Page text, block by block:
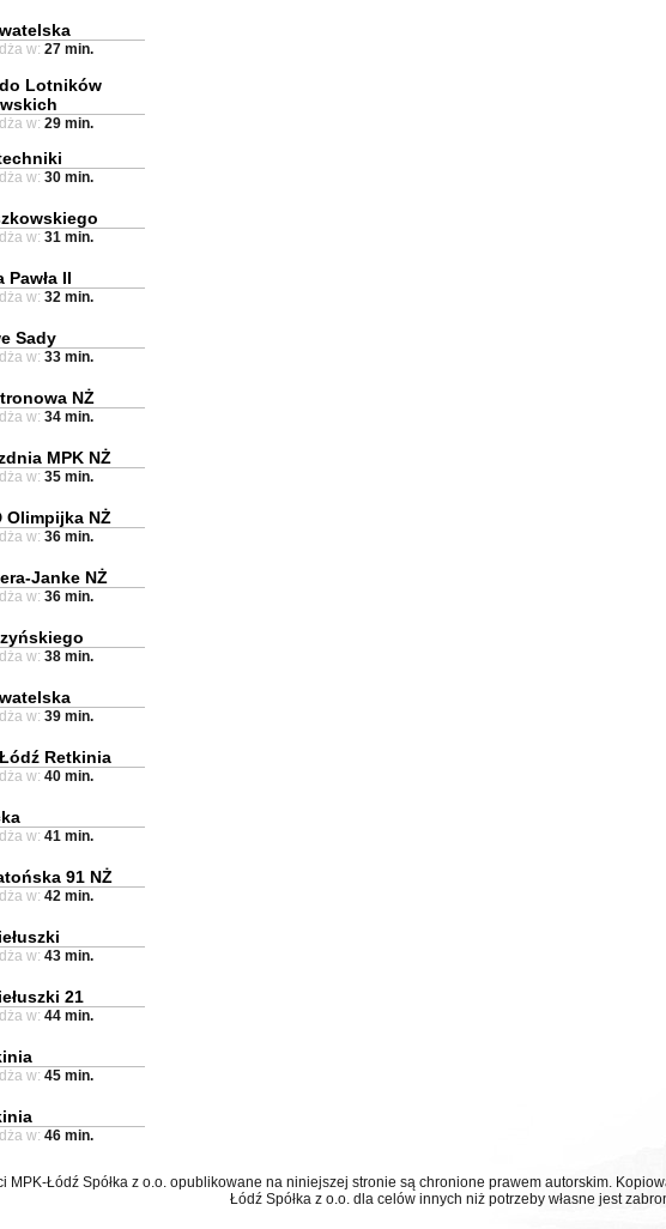
w: 27 min.
Lotników
w: 29 min.
w: 30 min.
w: 31 min.
Pawła II
w: 32 min.
Sady
w: 33 min.
NŻ
w: 34 min.
MPK NŻ
w: 35 min.
Olimpijka NŻ
w: 36 min.
Janke NŻ
w: 36 min.
w: 38 min.
w: 39 min.
Retkinia
w: 40 min.
w: 41 min.
91 NŻ
w: 42 min.
w: 43 min.
21
w: 44 min.
w: 45 min.
w: 46 min.
MPK-Łódź Spółka z o.o. opublikowane na niniejszej stronie są chronione prawem autorskim.
Łódź Spółka z o.o. dla celów innych niż potrzeby własne jest